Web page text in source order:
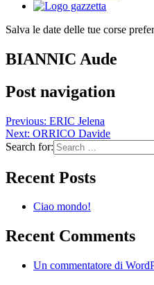
Salva le date delle tue corse
BIANNIC Aude
Post navigation
Previous: ERIC Jelena
Next: ORRICO Davide
Search for:
Recent Posts
Ciao mondo!
Recent Comments
Un commentatore di